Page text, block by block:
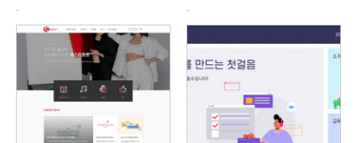
- -